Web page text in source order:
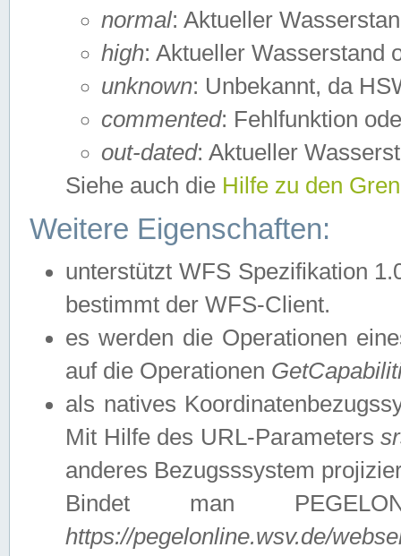
normal: Aktueller
high: Aktueller Wasserstand
unknown: Unbekannt, da
commented: Fehlfunktion
out-dated: Aktueller
Siehe auch die Hilfe zu den
Weitere Eigenschaften:
unterstützt WFS Spezifikation
bestimmt der WFS-Client.
es werden die Operationen
auf die Operationen
als natives
Mit Hilfe des URL-Parameters
anderes Bezugsssystem
Bindet man
https://pegelonline.wsv.de/